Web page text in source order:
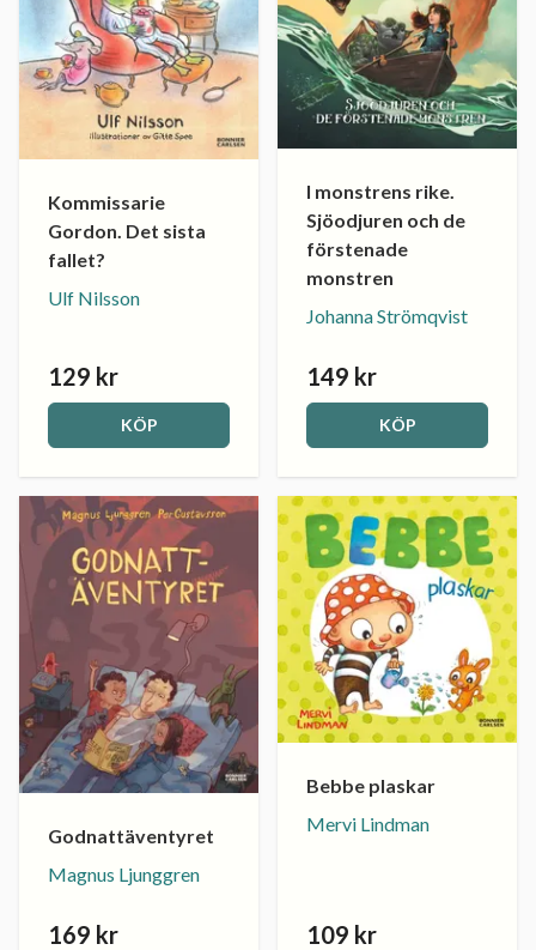
Kommissarie
Gordon. Det sista
fallet?
Ulf Nilsson
129 kr
KÖP
I monstrens rike.
Sjöodjuren och de
förstenade
monstren
Johanna Strömqvist
149 kr
KÖP
Godnattäventyret
Magnus Ljunggren
169 kr
Bebbe plaskar
Mervi Lindman
109 kr